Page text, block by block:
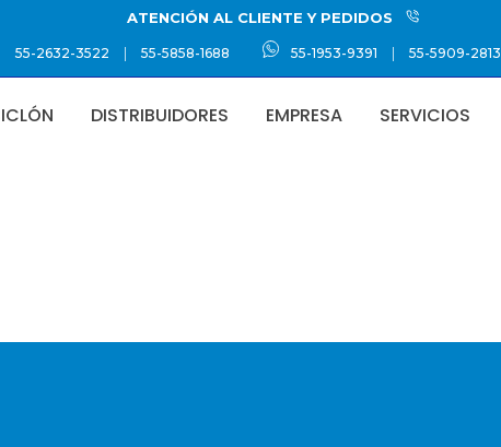
ATENCIÓN AL CLIENTE Y PEDIDOS
55-2632-3522 | 55-5858-1688 55-1953-9391 | 55-5909-2813
DISTRIBUIDORES EMPRESA SERVICIOS
Y